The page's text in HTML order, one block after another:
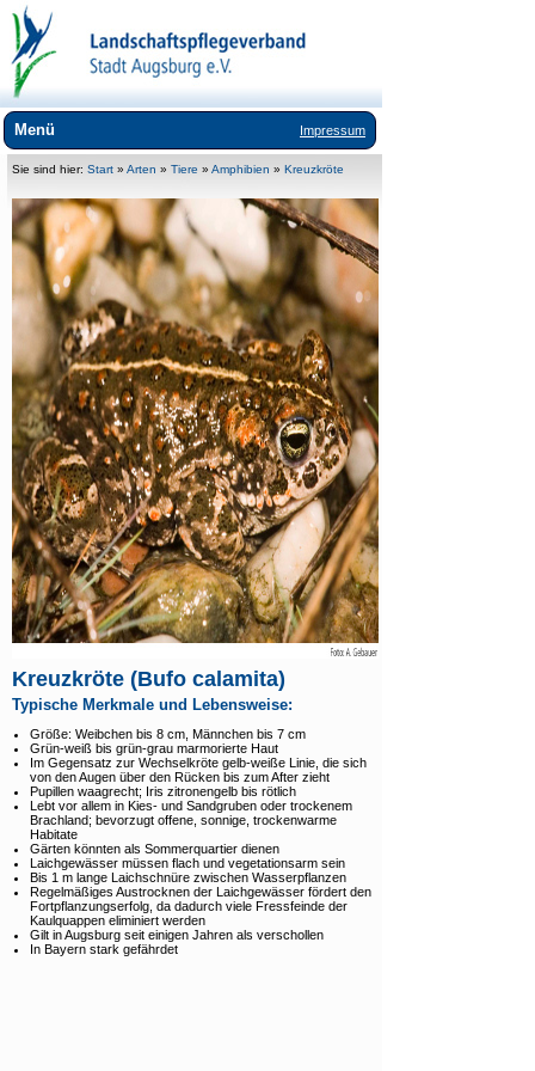
Impressum
Menü
Wir über uns
Landschaftspflege
Umweltbildung
Lebensräume
Arten
+
Tiere
+
Pflanzen
Exoten
Downloads
Links
Sie sind hier: Start » Arten » Tiere » Amphibien » Kreuzkröte
Kreuzkröte (Bufo calamita)
Typische Merkmale und Lebensweise:
Größe: Weibchen bis 8 cm, Männchen bis 7 cm
Grün-weiß bis grün-grau marmorierte Haut
Im Gegensatz zur Wechselkröte gelb-weiße Linie, die sich
von den Augen über den Rücken bis zum After zieht
Pupillen waagrecht; Iris zitronengelb bis rötlich
Lebt vor allem in Kies- und Sandgruben oder trockenem
Brachland; bevorzugt offene, sonnige, trockenwarme
Habitate
Gärten könnten als Sommerquartier dienen
Laichgewässer müssen flach und vegetationsarm sein
Bis 1 m lange Laichschnüre zwischen Wasserpflanzen
Regelmäßiges Austrocknen der Laichgewässer fördert den
Fortpflanzungserfolg, da dadurch viele Fressfeinde der
Kaulquappen eliminiert werden
Gilt in Augsburg seit einigen Jahren als verschollen
In Bayern stark gefährdet